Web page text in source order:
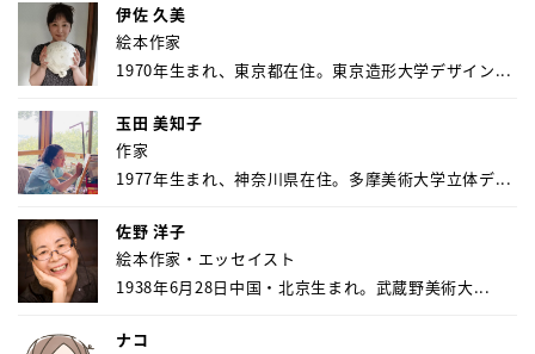
伊佐 久美
絵本作家
1970年生まれ、東京都在住。東京造形大学デザイン...
玉田 美知子
作家
1977年生まれ、神奈川県在住。多摩美術大学立体デ...
佐野 洋子
絵本作家・エッセイスト
1938年6月28日中国・北京生まれ。武蔵野美術大...
ナコ